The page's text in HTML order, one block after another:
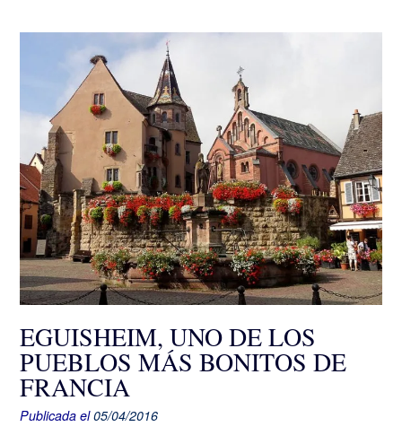
EGUISHEIM, UNO DE LOS
PUEBLOS MÁS BONITOS DE
FRANCIA
Publicada el05/04/2016